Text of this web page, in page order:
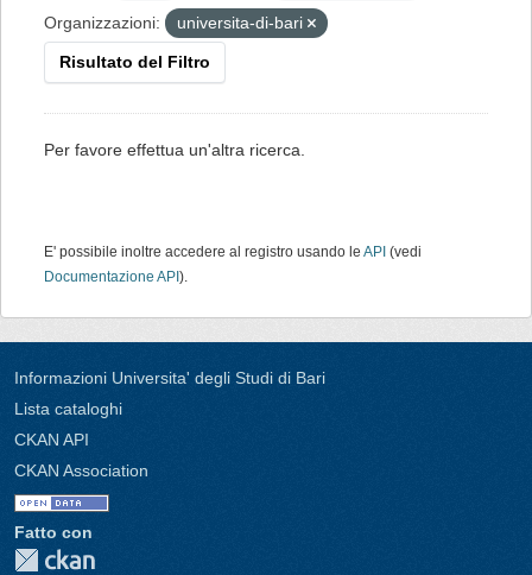
Organizzazioni:
universita-di-bari
Risultato del Filtro
Per favore effettua un'altra ricerca.
E' possibile inoltre accedere al registro usando le API (vedi
Documentazione API ).
Informazioni Universita' degli Studi di Bari
Lista cataloghi
CKAN API
CKAN Association
Fatto con